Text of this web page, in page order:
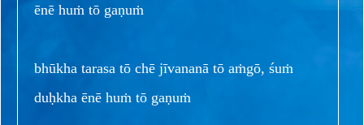
ēnē huṁ tō gaṇuṁ
bhūkha tarasa tō chē jīvananā tō aṁgō, śuṁ
duḥkha ēnē huṁ tō gaṇuṁ